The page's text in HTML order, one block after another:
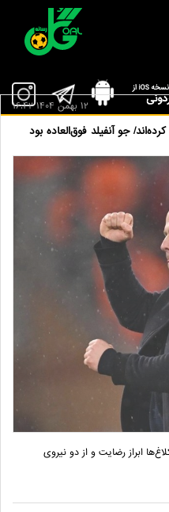
جو آنفیلد فوق‌العاده بود
12 بهمن 1404 16:42
ابراز رضایت و از دو نیروی